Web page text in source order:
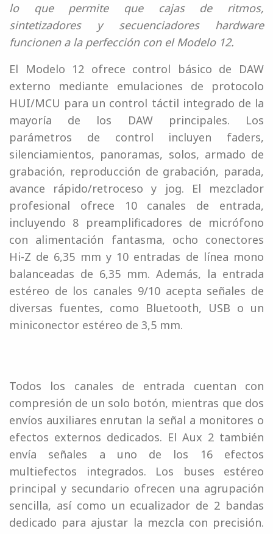
lo que permite que cajas de ritmos,
sintetizadores y secuenciadores hardware
funcionen a la perfección con el Modelo 12.
El Modelo 12 ofrece control básico de DAW
externo mediante emulaciones de protocolo
HUI/MCU para un control táctil integrado de la
mayoría de los DAW principales. Los
parámetros de control incluyen faders,
silenciamientos, panoramas, solos, armado de
grabación, reproducción de grabación, parada,
avance rápido/retroceso y jog. El mezclador
profesional ofrece 10 canales de entrada,
incluyendo 8 preamplificadores de micrófono
con alimentación fantasma, ocho conectores
Hi-Z de 6,35 mm y 10 entradas de línea mono
balanceadas de 6,35 mm. Además, la entrada
estéreo de los canales 9/10 acepta señales de
diversas fuentes, como Bluetooth, USB o un
miniconector estéreo de 3,5 mm.
Todos los canales de entrada cuentan con
compresión de un solo botón, mientras que dos
envíos auxiliares enrutan la señal a monitores o
efectos externos dedicados. El Aux 2 también
envía señales a uno de los 16 efectos
multiefectos integrados. Los buses estéreo
principal y secundario ofrecen una agrupación
sencilla, así como un ecualizador de 2 bandas
dedicado para ajustar la mezcla con precisión.